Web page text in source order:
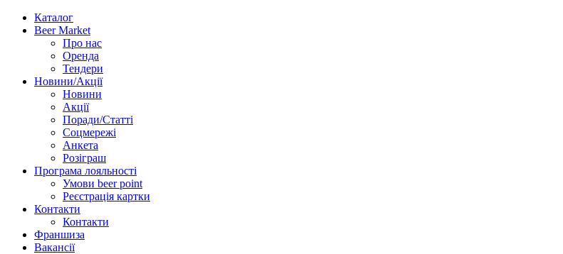
Каталог
Beer Market
Про нас
Оренда
Тендери
Новини/Акції
Новини
Акції
Поради/Статті
Соцмережі
Анкета
Розіграш
Програма лояльності
Умови beer point
Реєстрація картки
Контакти
Контакти
Франшиза
Вакансії